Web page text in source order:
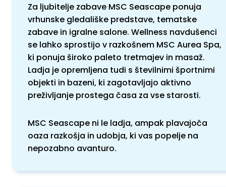
Za ljubitelje zabave MSC Seascape ponuja
vrhunske gledališke predstave, tematske
zabave in igralne salone. Wellness navdušenci
se lahko sprostijo v razkošnem MSC Aurea Spa,
ki ponuja široko paleto tretmajev in masaž.
Ladja je opremljena tudi s številnimi športnimi
objekti in bazeni, ki zagotavljajo aktivno
preživljanje prostega časa za vse starosti.
MSC Seascape ni le ladja, ampak plavajoča
oaza razkošja in udobja, ki vas popelje na
nepozabno avanturo.